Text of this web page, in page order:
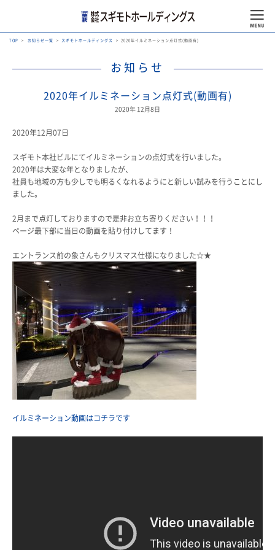
TOP お知らせ一覧 スギモトホールディングス 2020年イルミネーション点灯式(動画有)
お知らせ
2020年イルミネーション点灯式(動画有)
2020年 12月8日
2020年12月07日
スギモト本社ビルにてイルミネーションの点灯式を行いました。
2020年は大変な年となりましたが、
社員も地域の方も少しでも明るくなれるようにと新しい試みを行うことにし
ました。
2月まで点灯しておりますので是非お立ち寄りください！！！
ページ最下部に当日の動画を貼り付けしてます！
エントランス前の象さんもクリスマス仕様になりました☆★
イルミネーション動画はコチラです